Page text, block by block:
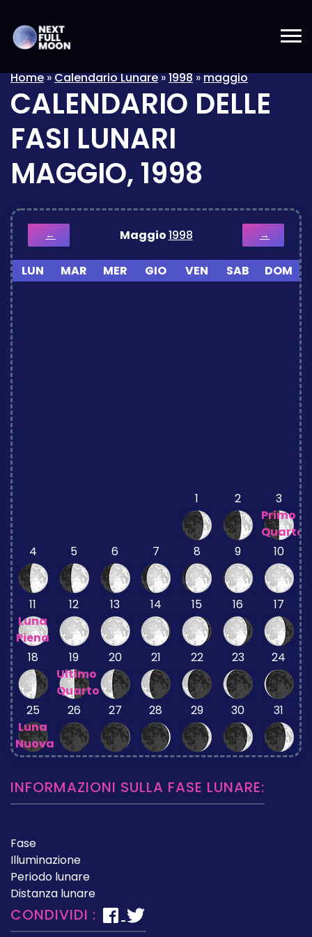
Home»Calendario Lunare»1998»maggio
CALENDARIO DELLE
FASI LUNARI
MAGGIO, 1998
← Maggio1998 →
LUN MAR MER GIO VEN SAB DOM
1 2
3
Primo
Quarto
4
5 6 7 8 9 10
11
Luna
Piena
12 13 14 15 16 17
18
19
Ultimo
Quarto
20 21 22 23 24
25
Luna
Nuova
26 27 28 29 30 31
INFORMAZIONI SULLA FASE LUNARE:
Fase
Illuminazione
Periodo lunare
Distanza lunare
CONDIVIDI :